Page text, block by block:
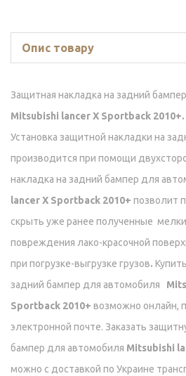
Опис товару
Защитная накладка на задний
Mitsubishi lancer X Sportback 2010+.
Установка защитной накладки на
производится при помощи
накладка на задний бампер для
lancer X Sportback 2010+ позволит
скрыть уже ранее полученные
повреждения лако-красочной
при погрузке-выгрузке грузов.
задний бампер для автомобиля
Sportback 2010+ возможно онлайн,
электронной почте. Заказать
бампер для автомобиля Mitsubishi
можно с доставкой по Украине